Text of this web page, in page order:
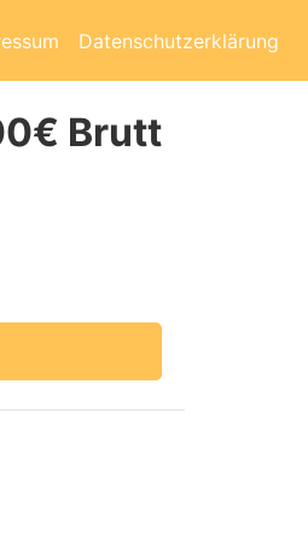
Datenschutzerklärung
Brutt